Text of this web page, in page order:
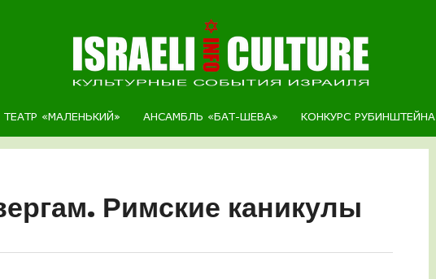
ТЕАТР «МАЛЕНЬКИЙ» АНСАМБЛЬ «БАТ-ШЕВА» КОНКУРС РУБИНШТЕЙНА
Римские каникулы